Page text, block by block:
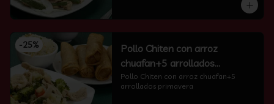
-25%
Pollo Chiten con arroz
chuafan+5 arrollados
primavera
Pollo Chiten con arroz chuafan+5
arrollados primavera